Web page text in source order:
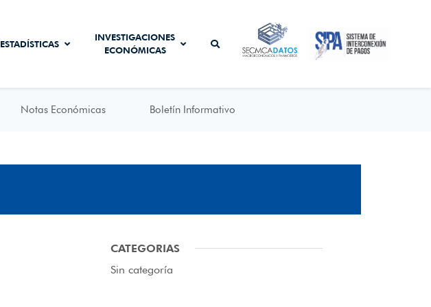
ESTADÍSTICAS
INVESTIGACIONES
ECONÓMICAS
SECMCA
DATOS
SISTEMA DE
INTERCONEXIÓN
DE PAGOS
Notas Económicas Boletín Informativo
CATEGORIAS
Sin categoría